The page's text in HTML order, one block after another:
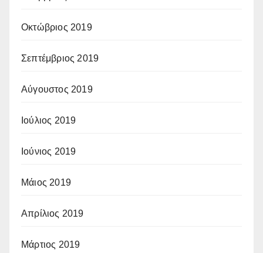
Οκτώβριος 2019
Σεπτέμβριος 2019
Αύγουστος 2019
Ιούλιος 2019
Ιούνιος 2019
Μάιος 2019
Απρίλιος 2019
Μάρτιος 2019